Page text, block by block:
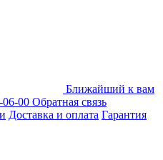
Ближайший к вам
06-00 Обратная связь
Доставка и оплата Гарантия